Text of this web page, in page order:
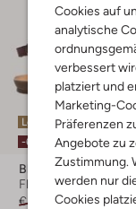
Cookies auf
analytische
verbessert
platziert und
Marketing-
Präferenzen
Angebote zu
Zustimmung.
werden nur
Cookies
Letzter Artikel
-60%
Blowfish Malibu
Flache Sandalen
€ 49,95 € 19,99